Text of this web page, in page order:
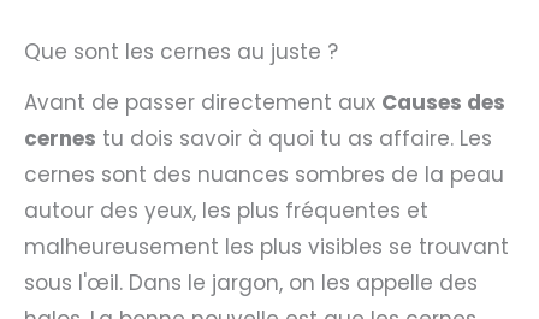
Que sont les cernes au juste ?
Avant de passer directement aux Causes des
cernes tu dois savoir à quoi tu as affaire. Les
cernes sont des nuances sombres de la peau
autour des yeux, les plus fréquentes et
malheureusement les plus visibles se trouvant
sous l'œil. Dans le jargon, on les appelle des